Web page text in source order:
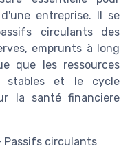
entreprise. Il se
circulants des
emprunts à long
que les ressources
stables et le cycle
la santé financiere
Passifs circulants